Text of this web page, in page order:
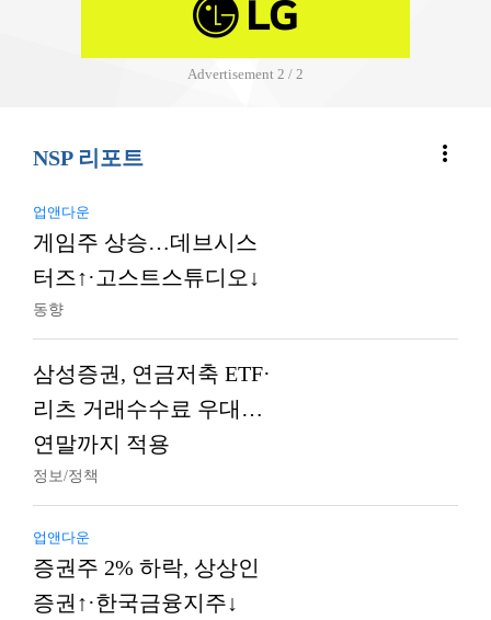
Advertisement 2 / 2
NSP 리포트 more_vert
업앤다운
게임주 상승…데브시스
터즈↑·고스트스튜디오↓
동향
삼성증권, 연금저축 ETF·
리츠 거래수수료 우대…
연말까지 적용
정보/정책
업앤다운
증권주 2% 하락, 상상인
증권↑·한국금융지주↓